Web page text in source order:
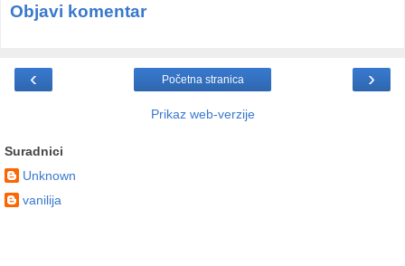
Objavi komentar
‹ ›
Početna stranica
Prikaz web-verzije
Suradnici
Unknown
vanilija